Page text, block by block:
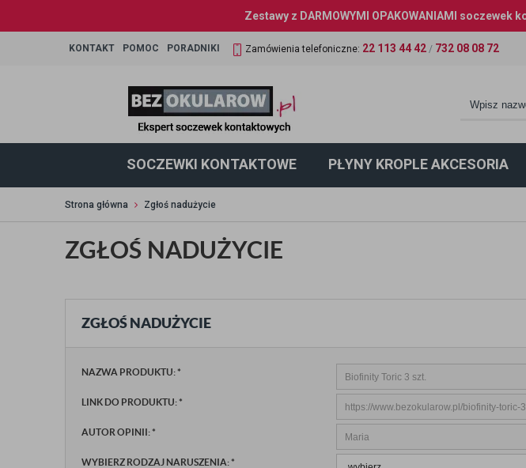
Zestawy z DARMOWYMI OPAKOWANIAMI soczewek
KONTAKT POMOC PORADNIKI Zamówienia telefoniczne: 22 113 44 42 / 732 08 08 72
SOCZEWKI KONTAKTOWE PŁYNY KROPLE AKCESORIA
Strona główna Zgłoś nadużycie
ZGŁOŚ NADUŻYCIE
ZGŁOŚ NADUŻYCIE
NAZWA PRODUKTU:*
LINK DO PRODUKTU:*
AUTOR OPINII:*
WYBIERZ RODZAJ NARUSZENIA:*